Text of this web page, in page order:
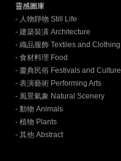
靈感圖庫
- 人物靜物 Still Life
- 建築裝潢 Architecture
- 織品服飾 Textiles and Clothing
- 食材料理 Food
- 慶典民俗 Festivals and Culture
- 表演藝術 Performing Arts
- 風景氣象 Natural Scenery
- 動物 Animals
- 植物 Plants
- 其他 Abstract